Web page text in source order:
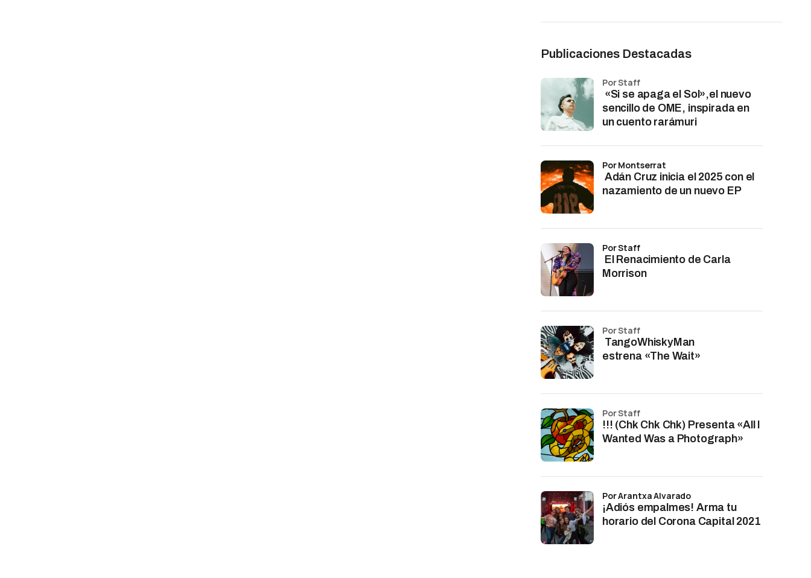
Publicaciones Destacadas
«Si se apaga el Sol»,el nuevo
sencillo de OME, inspirada en
un cuento rarámuri
por Staff
Adán Cruz inicia el 2025 con el
nazamiento de un nuevo EP
por Montserrat
El Renacimiento de Carla
Morrison
por Staff
TangoWhiskyMan
estrena «The Wait»
por Staff
!!! (Chk Chk Chk) Presenta «All I
Wanted Was a Photograph»
por Staff
¡Adiós empalmes! Arma tu
horario del Corona Capital 2021
por Arantxa Alvarado